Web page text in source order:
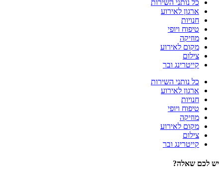
כל נותני השירות
ארגון לאירוע
חנויות
טיפוח ויופי
מוזיקה
מקום לאירוע
צילום
קייטרינג ובר
כל נותני השירות
ארגון לאירוע
חנויות
טיפוח ויופי
מוזיקה
מקום לאירוע
צילום
קייטרינג ובר
יש לכם שאלה?